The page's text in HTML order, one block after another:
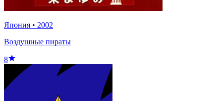
Япония • 2002
Воздушные пираты
8